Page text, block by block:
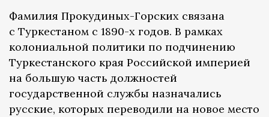
Фамилия Прокудиных-Горских связана
с Туркестаном с 1890-х годов. В рамках
колониальной политики по подчинению
Туркестанского края Российской империей
на большую часть должностей
государственной службы назначались
русские, которых переводили на новое место